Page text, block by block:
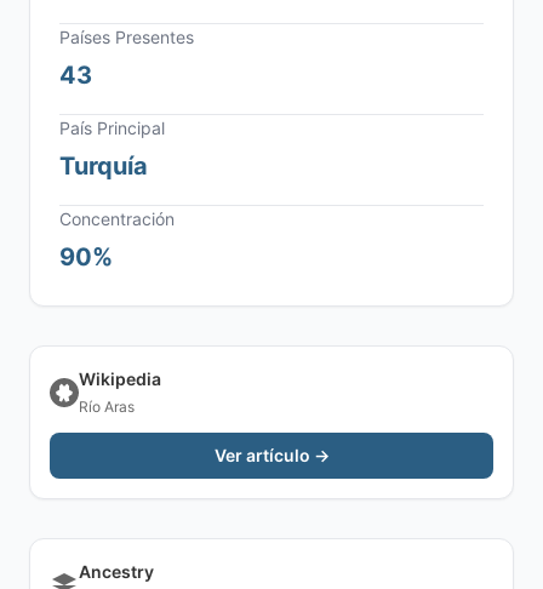
Países Presentes
43
País Principal
Turquía
Concentración
90%
Wikipedia
Río Aras
Ver artículo →
Ancestry